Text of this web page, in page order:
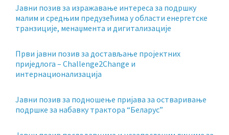
Jавни позив за изражавање интереса за подршку
малим и средњим предузећима у области енергетске
транзиције, менаџмента и дигитализације
Први јавни позив за достављање пројектних
приједлога – Challenge2Change и
интернационализација
Јавни позив за подношење пријава за остваривање
подршке за набавку трактора “Беларус”